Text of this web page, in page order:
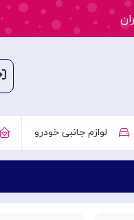
لوازم جانبی خودرو